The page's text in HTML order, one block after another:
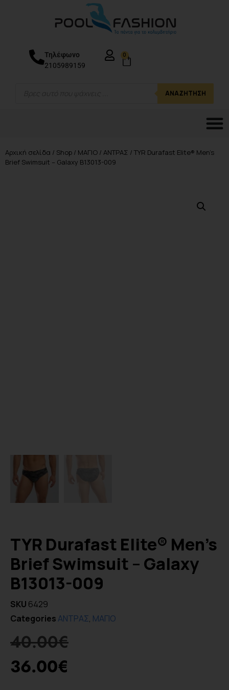
ΑΝΑΖΉΤΗΣΗ
Τηλέφωνο
2105989159
0
Αρχική σελίδα / Shop / ΜΑΓΙΟ / ΑΝΤΡΑΣ / TYR Durafast Elite® Men’s
Brief Swimsuit – Galaxy B13013-009
TYR Durafast Elite® Men’s
Brief Swimsuit – Galaxy
B13013-009
SKU 6429
CategoriesΑΝΤΡΑΣ, ΜΑΓΙΟ
40.00€
36.00€